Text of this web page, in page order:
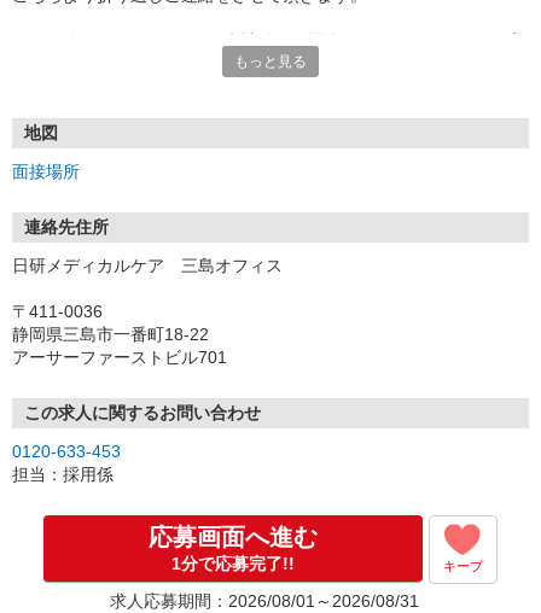
もっと見る
地図
面接場所
連絡先住所
日研メディカルケア 三島オフィス
〒411-0036
静岡県三島市一番町18-22
アーサーファーストビル701
この求人に関するお問い合わせ
0120-633-453
担当：採用係
応募画面へ進む
1分で応募完了!! キープ
求人応募期間：2026/08/01～2026/08/31